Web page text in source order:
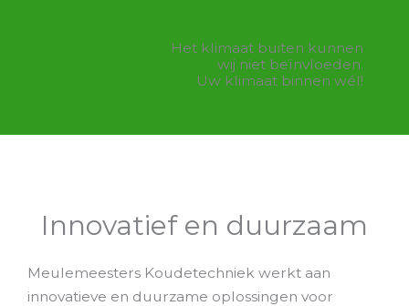
Het klimaat buiten kunnen
wij niet beïnvloeden.
Uw klimaat binnen wél!
Innovatief en duurzaam
Meulemeesters Koudetechniek werkt aan
innovatieve en duurzame oplossingen voor